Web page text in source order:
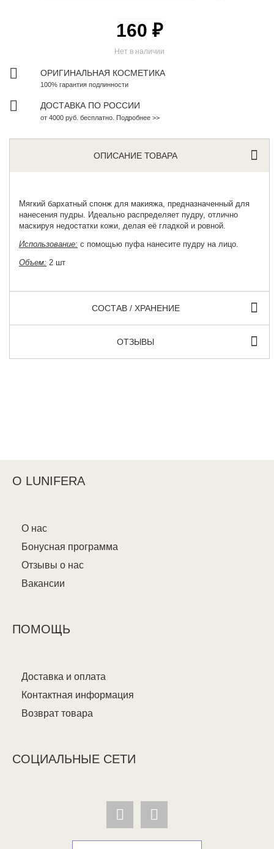
Нет в наличии
160 ₽
ОРИГИНАЛЬНАЯ КОСМЕТИКА
100% гарантия подлинности
ДОСТАВКА ПО РОССИИ
от 4000 руб. бесплатно. Подробнее >>
ОПИСАНИЕ ТОВАРА
Мягкийбархатный спонж для макияжа , предназначенный для
нанесения пудры. Идеально распределяет пудру, отлично
маскируя недостатки кожи, делая её гладкой и ровной.
Использование: с помощью пуфа нанесите пудру на лицо.
Объем: 2 шт
СОСТАВ / ХРАНЕНИЕ
ОТЗЫВЫ
О LUNIFERA
О нас
Бонусная программа
Отзывы о нас
Вакансии
ПОМОЩЬ
Доставка и оплата
Контактная информация
Возврат товара
СОЦИАЛЬНЫЕ СЕТИ